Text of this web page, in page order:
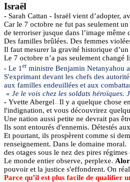
Israël
- Sarah Cattan - Israël vient d’adopter,
Car le 7 octobre ne fut pas seulement
de terroriser jusque dans l’image même
Des familles brûlées. Des femmes
Il faut mesurer la gravité historique
Le 7 octobre n’a pas seulement
- Le 1 er ministre Benjamin Netanyahou
S'exprimant devant les chefs des
aux familles endeuillées et aux
« Je le vois chez les soldats
- Yvette Abergel - - Il y a quelque chose
l'indignation, et vous découvrirez
Une nation aussi petite ne devrait pas
Ils sont entourés d'ennemis. Détestés
Et pourtant, ils prospèrent comme si
renseignement. Dans le domaine moral.
des otages sous le nez des pires
Le monde entier observe, perplexe.
pouvoir et la justice s'effondrent. On
Parce qu’il est plus facile de qualifier